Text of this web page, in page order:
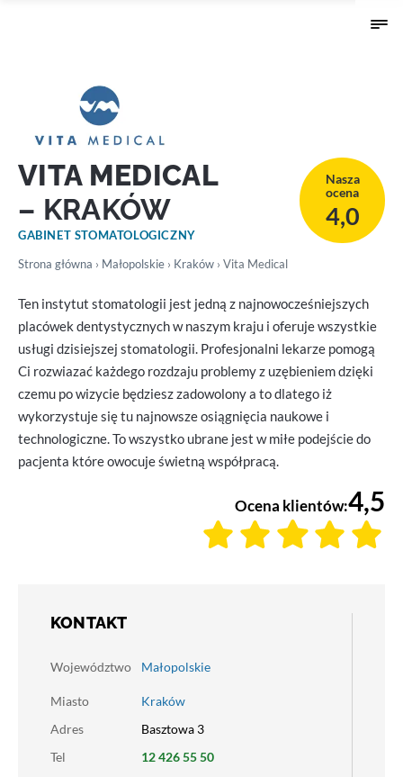
VITA MEDICAL
– KRAKÓW
GABINET STOMATOLOGICZNY
Nasza
ocena
4,0
Strona główna › Małopolskie › Kraków › Vita Medical
Ten instytut stomatologii jest jedną z najnowocześniejszych
placówek dentystycznych w naszym kraju i oferuje wszystkie
usługi dzisiejszej stomatologii. Profesjonalni lekarze pomogą
Ci rozwiazać każdego rozdzaju problemy z uzębieniem dzięki
czemu po wizycie będziesz zadowolony a to dlatego iż
wykorzystuje się tu najnowsze osiągnięcia naukowe i
technologiczne. To wszystko ubrane jest w miłe podejście do
pacjenta które owocuje świetną współpracą.
Ocena klientów:4,5
KONTAKT
Województwo Małopolskie
Miasto
Kraków
Adres
Basztowa 3
Tel
12 426 55 50